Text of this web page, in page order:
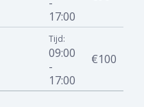
17:00
Tijd:
09:00
-
17:00
€100